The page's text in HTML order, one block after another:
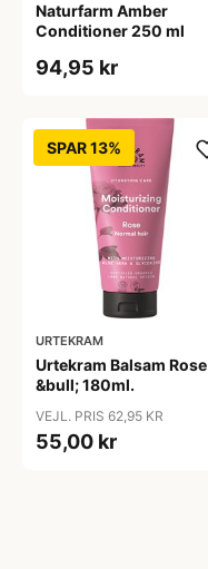
Naturfarm Amber
Conditioner 250 ml
94,95 kr
SPAR 13%
URTEKRAM
Urtekram Balsam Rose
&bull; 180ml.
VEJL. PRIS 62,95 KR
55,00 kr